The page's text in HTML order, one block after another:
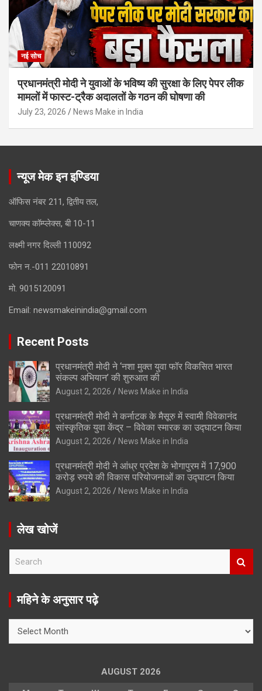
नई सोच
प्रधानमंत्री मोदी ने युवाओं के भविष्य की सुरक्षा के लिए पेपर लीक
मामलों में फास्ट-ट्रैक अदालतों के गठन की घोषणा की
July 23, 2026 News Make in India
न्यूज मेक इन इण्डिया
ऑफिस नंबर 211, द्वितीय तल,
चाणक्य कॉम्प्लेक्स, बी 10-11
लक्ष्मी नगर दिल्ली 110092
फोन न.-011 22010891
मो. 9015120091
Email: newsmakeinindia@gmail.com
Recent Posts
प्रधानमंत्री मोदी ने ‘नशा मुक्त युवा फॉर विकसित भारत
संकल्प अभियान’ की शुरुआत की
August 2, 2026 News Make in India
प्रधानमंत्री मोदी ने कर्नाटक के मैसूरु में स्वामी विवेकानंद
सांस्कृतिक युवा केंद्र – विवेका स्मारक का उद्घाटन किया
August 2, 2026 News Make in India
प्रधानमंत्री मोदी ने आंध्र प्रदेश के भोगापुरम में 17,900
करोड़ रुपये की विकास परियोजनाओं का उद्घाटन किया
August 2, 2026 News Make in India
लेख खोजें
r
महिने के अनुसार पढ़े
AUGUST 2026